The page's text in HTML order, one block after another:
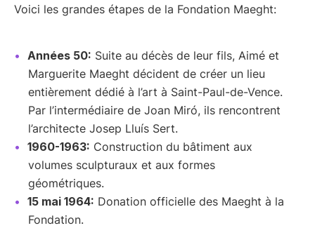
Voici les grandes étapes de la Fondation Maeght:
Années 50: Suite au décès de leur fils, Aimé et
Marguerite Maeght décident de créer un lieu
entièrement dédié à l’art à Saint-Paul-de-Vence.
Par l’intermédiaire de Joan Miró, ils rencontrent
l’architecte Josep Lluís Sert.
1960-1963: Construction du bâtiment aux
volumes sculpturaux et aux formes
géométriques.
15 mai 1964: Donation officielle des Maeght à la
Fondation.